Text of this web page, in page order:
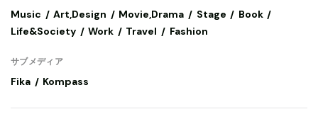
Music Art,Design Movie,Drama Stage
Book
Life&Society
Work Travel Fashion
サブメディア
Fika Kompass